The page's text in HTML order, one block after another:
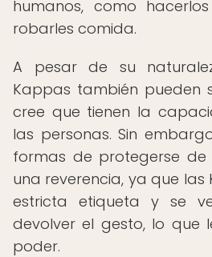
humanos, como
robarles comida.
A pesar de su
Kappas también pueden
cree que tienen la
las personas. Sin
formas de protegerse de
una reverencia, ya que las
estricta etiqueta y se
devolver el gesto, lo que
poder.